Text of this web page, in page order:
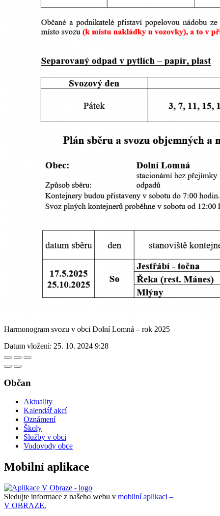
Harmonogram svozu v obci Dolní Lomná – rok 2025
Datum vložení: 25. 10. 2024 9:28
Občan
Aktuality
Kalendář akcí
Oznámení
Školy
Služby v obci
Vodovody obce
Mobilní aplikace
Sledujte informace z našeho webu v mobilní aplikaci –
V OBRAZE.